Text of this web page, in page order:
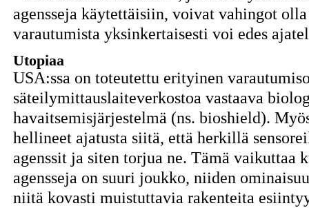
agensseja käytettäisiin, voivat vahingot
varautumista yksinkertaisesti voi edes
Utopiaa
USA:ssa on toteutettu erityinen
säteilymittauslaiteverkostoa vastaava
havaitsemisjärjestelmä (ns. bioshield).
hellineet ajatusta siitä, että herkillä
agenssit ja siten torjua ne. Tämä
agensseja on suuri joukko, niiden
niitä kovasti muistuttavia rakenteita